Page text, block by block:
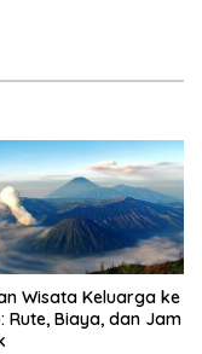
Wisata Keluarga ke
Rute, Biaya, dan Jam